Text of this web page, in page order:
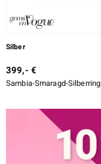
Silber
399,- €
Sambia-Smaragd-Silberring